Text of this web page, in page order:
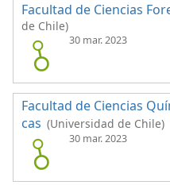
Facultad de Ciencias
de Chile)
30 mar. 2023
Facultad de Ciencias
cas (Universidad de Chile)
30 mar. 2023